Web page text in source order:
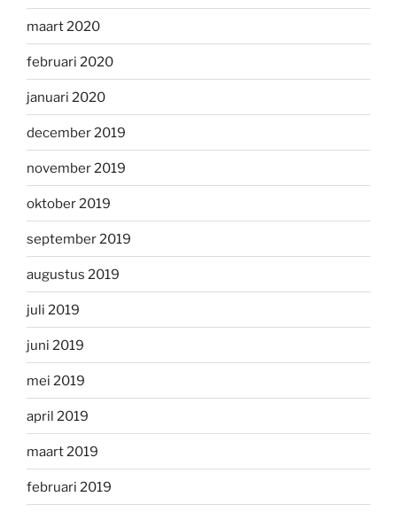
maart 2020
februari 2020
januari 2020
december 2019
november 2019
oktober 2019
september 2019
augustus 2019
juli 2019
juni 2019
mei 2019
april 2019
maart 2019
februari 2019